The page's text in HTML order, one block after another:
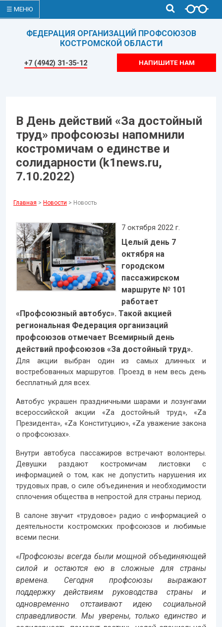
☰ МЕНЮ
ФЕДЕРАЦИЯ ОРГАНИЗАЦИЙ ПРОФСОЮЗОВ
КОСТРОМСКОЙ ОБЛАСТИ
+7 (4942) 31-35-12 НАПИШИТЕ НАМ
В День действий «За достойный
труд» профсоюзы напомнили
костромичам о единстве и
солидарности (k1news.ru,
7.10.2022)
Главная > Новости > Новость
7 октября 2022 г.
Целый день 7
октября на
городском
пассажирском
маршруте № 101
работает
«Профсоюзный автобус». Такой акцией
региональная Федерация организаций
профсоюзов отмечает Всемирный день
действий профсоюзов «За достойный труд».
Для акции выбран один из самых длинных и
востребованных маршрутов. Проезд в нем весь день
бесплатный для всех.
Автобус украшен праздничными шарами и лозунгами
всероссийской акции «Zа достойный труд», «Zа
Президента», «Zа Конституцию», «Zа уважение закона
о профсоюзах».
Внутри автобуса пассажиров встречают волонтеры.
Девушки раздают костромичам листовки с
информацией о том, как не допустить нарушения их
трудовых прав, о силе объединения и необходимости
сплочения общества в непростой для страны период.
В салоне звучит «трудовое» радио с информацией о
деятельности костромских профсоюзов и любимые
всеми песни.
«Профсоюзы всегда были мощной объединяющей
силой и остаются ею в сложные для страны
времена. Сегодня профсоюзы выражают
поддержку действиям руководства страны и
одновременно отстаивают идею социальной
справедливости. Мы уверены, только единство и